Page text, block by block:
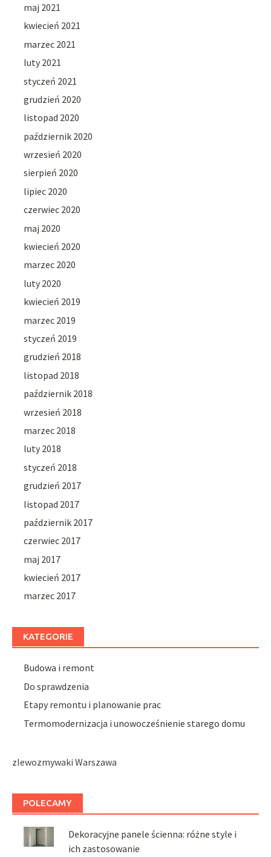
maj 2021
kwiecień 2021
marzec 2021
luty 2021
styczeń 2021
grudzień 2020
listopad 2020
październik 2020
wrzesień 2020
sierpień 2020
lipiec 2020
czerwiec 2020
maj 2020
kwiecień 2020
marzec 2020
luty 2020
kwiecień 2019
marzec 2019
styczeń 2019
grudzień 2018
listopad 2018
październik 2018
wrzesień 2018
marzec 2018
luty 2018
styczeń 2018
grudzień 2017
listopad 2017
październik 2017
czerwiec 2017
maj 2017
kwiecień 2017
marzec 2017
KATEGORIE
Budowa i remont
Do sprawdzenia
Etapy remontu i planowanie prac
Termomodernizacja i unowocześnienie starego domu
zlewozmywaki Warszawa
POLECAMY
Dekoracyjne panele ścienna: różne style i
ich zastosowanie